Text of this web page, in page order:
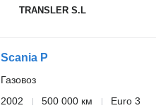
TRANSLER S.L
Scania P
Газовоз
2002
500 000 км
Euro 3